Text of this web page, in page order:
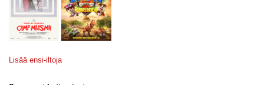
Lisää ensi-iltoja